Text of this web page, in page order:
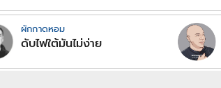
ผักกาดหอม
ดับไฟใต้มันไม่ง่าย